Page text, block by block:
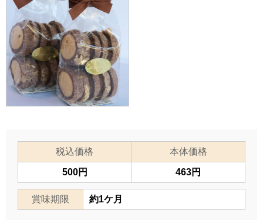
税込価格 本体価格
500円 463円
賞味期限 約1ケ月